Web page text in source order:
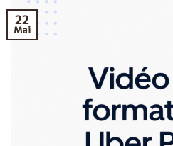
22
Mai